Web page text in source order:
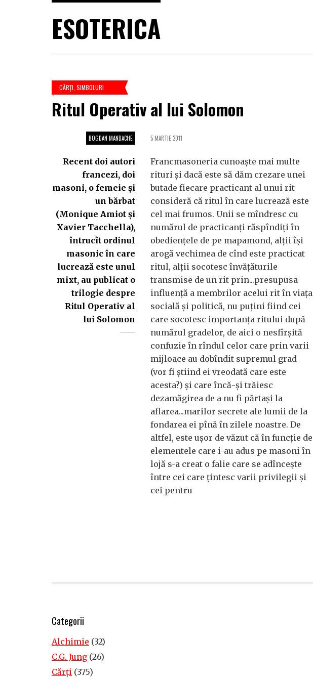
ESOTERICA
CĂRŢI SIMBOLURI
Ritul Operativ al lui Solomon
BOGDAN MANDACHE
Recent doi autori
francezi, doi
masoni, o femeie şi
un bărbat
(Monique Amiot şi
Xavier Tacchella),
întrucît ordinul
masonic în care
lucrează este unul
mixt, au publicat o
trilogie despre
Ritul Operativ al
lui Solomon
5 MARTIE 2011
Francmasoneria cunoaşte mai multe
rituri şi dacă este să dăm crezare unei
butade fiecare practicant al unui rit
consideră că ritul în care lucrează este
cel mai frumos. Unii se mîndresc cu
numărul de practicanţi răspîndiţi în
obedienţele de pe mapamond, alţii îşi
arogă vechimea de cînd este practicat
ritul, alţii socotesc învăţăturile
transmise de un rit prin...presupusa
influenţă a membrilor acelui rit în viaţa
socială şi politică, nu puţini fiind cei
care socotesc importanţa ritului după
numărul gradelor, de aici o nesfîrşită
confuzie în rîndul celor care prin varii
mijloace au dobîndit supremul grad
(vor fi ştiind ei vreodată care este
acesta?) şi care încă-şi trăiesc
dezamăgirea de a nu fi părtaşi la
aflarea...marilor secrete ale lumii de la
fondarea ei pînă în zilele noastre. De
altfel, este uşor de văzut că în funcţie de
elementele care i-au adus pe masoni în
lojă s-a creat o falie care se adînceşte
între cei care ţintesc varii privilegii şi
cei pentru
Categorii
Alchimie (32)
C.G. Jung (26)
Cărţi (375)